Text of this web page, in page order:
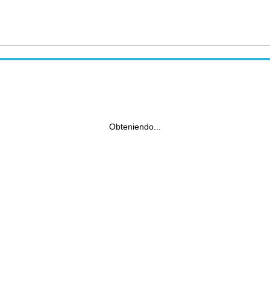
Obteniendo...